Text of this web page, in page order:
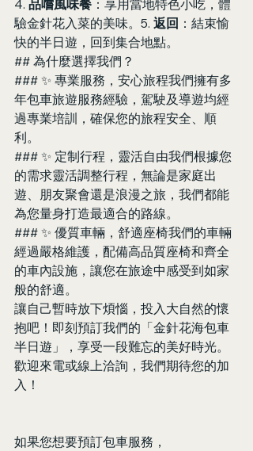
4. 品嚐風味餐 ：享用當地特色小吃，體
驗金針花入菜的美味。5. 返回 ：結束愉
快的半日遊，回到集合地點。
## 為什麼選擇我們？
### ✨ 專業服務，安心旅程我們擁有多
年包車旅遊服務經驗，駕駛及導遊均經
過專業培訓，確保您的旅程安全、順
利。
### ✨ 定制行程，靈活自由我們根據您
的需求靈活調整行程，無論是家庭出
遊、朋友聚會還是浪漫之旅，我們都能
為您量身打造最適合的路線。
### ✨ 優質車輛，舒適座椅我們的車輛
經過嚴格維護，配備高品質座椅和齊全
的車內設施，讓您在旅途中感受到如家
般的舒適。
讓自己暫時放下煩惱，投入大自然的懷
抱吧！即刻預訂我們的「金針花海包車
半日遊」，享受一段難忘的美好時光。
歡迎來電或線上洽詢，我們期待您的加
入！
如果您想要預訂包車服務，